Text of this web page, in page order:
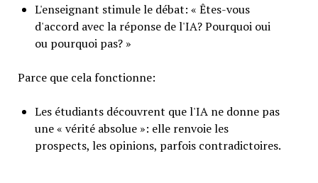
L'enseignant stimule le débat: « Êtes-vous
d'accord avec la réponse de l'IA? Pourquoi oui
ou pourquoi pas? »
Parce que cela fonctionne:
Les étudiants découvrent que l'IA ne donne pas
une « vérité absolue »: elle renvoie les
prospects, les opinions, parfois contradictoires.